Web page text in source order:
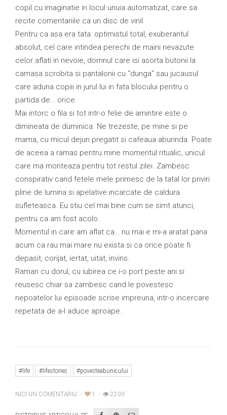
copil cu imaginatie in locul unuia automatizat, care sa
recite comentariile ca un disc de vinil.
Pentru ca asa era tata: optimistul total, exuberantul
absolut, cel care intindea perechi de maini nevazute
celor aflati in nevoie, domnul care isi asorta butonii la
camasa scrobita si pantalonii cu “dunga” sau jucausul
care aduna copiii in jurul lui in fata blocului pentru o
partida de… orice.
Mai intorc o fila si tot intr-o felie de amintire este o
dimineata de duminica. Ne trezeste, pe mine si pe
mama, cu micul dejun pregatit si cafeaua aburinda. Poate
de aceea a ramas pentru mine momentul ritualic, unicul
care ma monteaza pentru tot restul zilei. Zambesc
conspirativ cand fetele mele primesc de la tatal lor priviri
pline de lumina si apelative incarcate de caldura
sufleteasca. Eu stiu cel mai bine cum se simt atunci,
pentru ca am fost acolo.
Momentul in care am aflat ca… nu mai e mi-a aratat pana
acum ca rau mai mare nu exista si ca orice poate fi
depasit, corijat, iertat, uitat, invins.
Raman cu dorul, cu iubirea ce i-o port peste ani si
reusesc chiar sa zambesc cand le povestesc
nepoatelor lui episoade scrise impreuna, intr-o incercare
repetata de a-l aduce aproape.
#life #lifestories #povesteabunicului
NICI UN COMENTARIU 1 2200